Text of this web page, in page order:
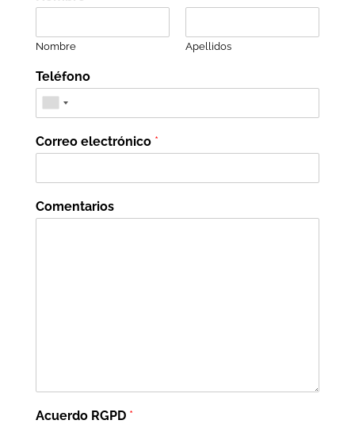
Nombre Apellidos
Teléfono
Correo electrónico *
Comentarios
Acuerdo RGPD *